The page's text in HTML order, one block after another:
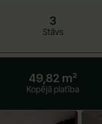
3
Stāvs
49,82 m²
Kopējā platība